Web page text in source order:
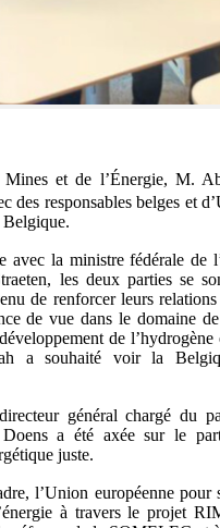
et de l’Énergie, M.
des responsables belges et
Belgique.
avec la ministre fédérale de
les deux parties se
de renforcer leurs
de vue dans le domaine
de
a souhaité voir la
général chargé du
a été axée sur le
juste.
l’Union européenne pour
à travers le projet